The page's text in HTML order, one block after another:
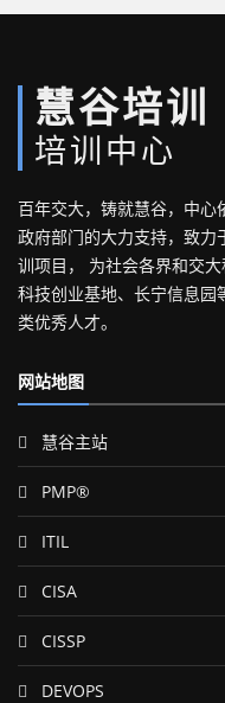
慧谷培训
培训中心
百年交大，铸就慧谷，中心
政府部门的大力支持，致力
训项目， 为社会各界和交
科技创业基地、长宁信息园
类优秀人才。
网站地图
慧谷主站
PMP®
ITIL
CISA
CISSP
DEVOPS